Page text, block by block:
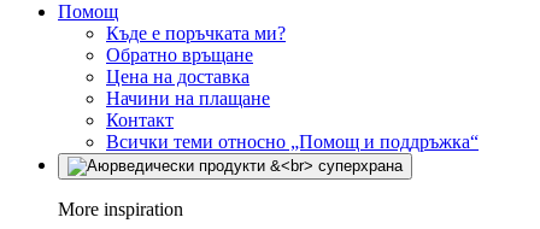
Помощ
Къде е поръчката ми?
Обратно връщане
Цена на доставка
Начини на плащане
Контакт
Всички теми относно „Помощ и поддръжка“
More inspiration